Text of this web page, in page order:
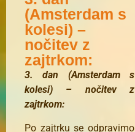
(Amsterdam s
kolesi) –
nočitev z
zajtrkom:
3. dan (Amsterdam s
kolesi) – nočitev z
zajtrkom:
Po zajtrku se odpravimo